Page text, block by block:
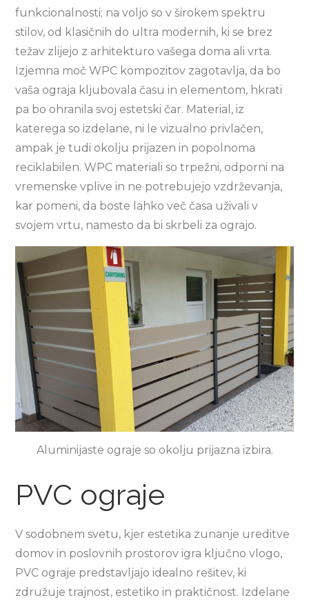
funkcionalnosti; na voljo so v širokem spektru
stilov, od klasičnih do ultra modernih, ki se brez
težav zlijejo z arhitekturo vašega doma ali vrta.
Izjemna moč WPC kompozitov zagotavlja, da bo
vaša ograja kljubovala času in elementom, hkrati
pa bo ohranila svoj estetski čar. Material, iz
katerega so izdelane, ni le vizualno privlačen,
ampak je tudi okolju prijazen in popolnoma
reciklabilen. WPC materiali so trpežni, odporni na
vremenske vplive in ne potrebujejo vzdrževanja,
kar pomeni, da boste lahko več časa uživali v
svojem vrtu, namesto da bi skrbeli za ograjo.
Aluminijaste ograje so okolju prijazna izbira.
PVC ograje
V sodobnem svetu, kjer estetika zunanje ureditve
domov in poslovnih prostorov igra ključno vlogo,
PVC ograje predstavljajo idealno rešitev, ki
združuje trajnost, estetiko in praktičnost. Izdelane